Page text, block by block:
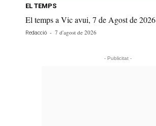
EL TEMPS
El temps a Vic avui, 7 de Agost de 2026
Redacció - 7 d'agost de 2026
- Publicitat -